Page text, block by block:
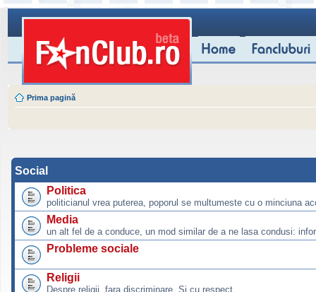
Prima pagină
Social
Politica
politicianul vrea puterea, poporul se multumeste cu o minciuna
Media
un alt fel de a conduce, un mod similar de a ne lasa condusi:
Probleme sociale
Religii
Despre religii, fara discriminare. Si cu respect.